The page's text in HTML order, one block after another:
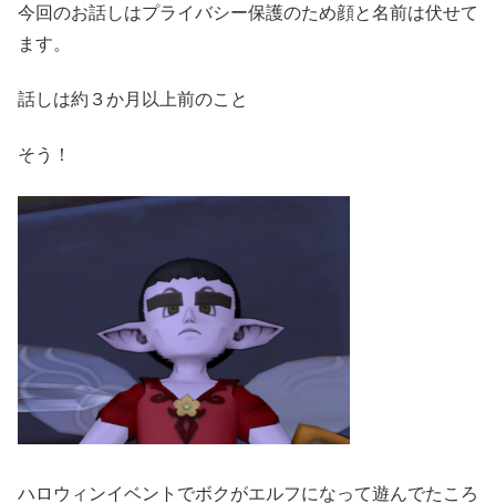
今回のお話しはプライバシー保護のため顔と名前は伏せて
ます。
話しは約３か月以上前のこと
そう！
ハロウィンイベントでボクがエルフになって遊んでたころ